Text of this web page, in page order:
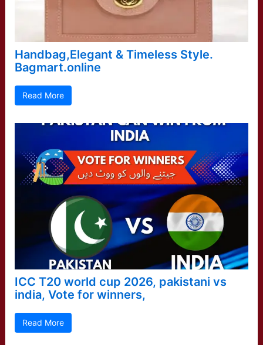
Handbag,Elegant & Timeless Style.
Bagmart.online
Read More
ICC T20 world cup 2026, pakistani vs
india, Vote for winners,
Read More